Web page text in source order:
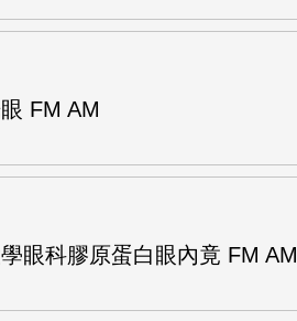
FM AM
眼科膠原蛋白眼內竟 FM AM